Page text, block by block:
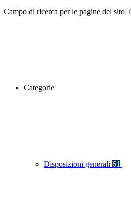
Campo di ricerca per le pagine del sito
Categorie
Disposizioni generali 61